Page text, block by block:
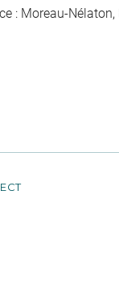
: Moreau-Nélaton,